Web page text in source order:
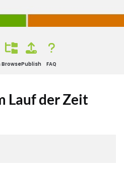
BrowsePublish FAQ
Lauf der Zeit